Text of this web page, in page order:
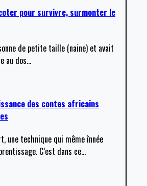
pour survivre, surmonter le
de petite taille (naine) et avait
au dos…
des contes africains
une technique qui même înnée
C’est dans ce…